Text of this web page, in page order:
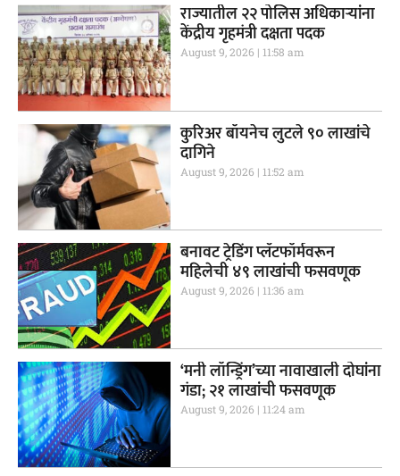
राज्यातील २२ पोलिस अधिकाऱ्यांना
केंद्रीय गृहमंत्री दक्षता पदक
August 9, 2026 11:58 am
कुरिअर बॉयनेच लुटले ९० लाखांचे
दागिने
August 9, 2026 11:52 am
बनावट ट्रेडिंग प्लॅटफॉर्मवरून
महिलेची ४९ लाखांची फसवणूक
August 9, 2026 11:36 am
‘मनी लॉन्ड्रिंग’च्या नावाखाली दोघांना
गंडा; २१ लाखांची फसवणूक
August 9, 2026 11:24 am